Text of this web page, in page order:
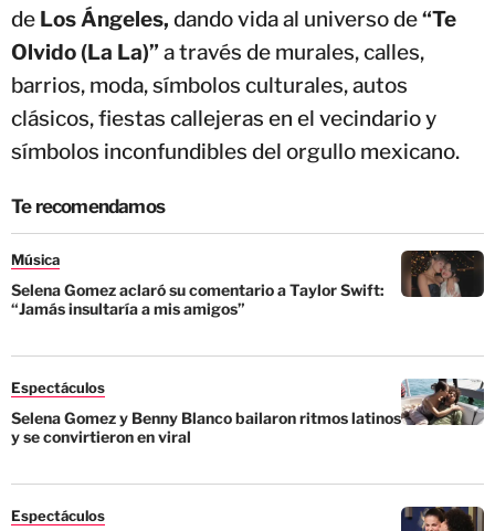
de Los Ángeles, dando vida al universo de“Te
Olvido (La La)” a través de murales, calles,
barrios, moda, símbolos culturales, autos
clásicos, fiestas callejeras en el vecindario y
símbolos inconfundibles del orgullo mexicano.
Te recomendamos
Música
Selena Gomez aclaró su comentario a Taylor Swift:
“Jamás insultaría a mis amigos”
Espectáculos
Selena Gomez y Benny Blanco bailaron ritmos latinos
y se convirtieron en viral
Espectáculos